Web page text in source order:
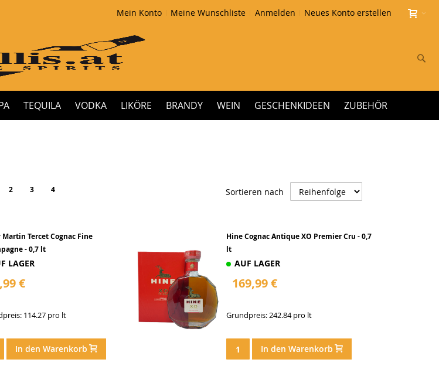
Mein Konto Meine Wunschliste Anmelden Neues Konto erstellen
TEQUILA VODKA LIKÖRE BRANDY WEIN GESCHENKIDEEN ZUBEHÖR
currently reading page
Seite
2 Seite
3 Seite
4 Sortieren nach
Martin Tercet Cognac Fine
- 0,7 lt
LAGER
€
114.27 pro lt
In den Warenkorb
Hine Cognac Antique XO Premier Cru - 0,7
lt
AUF LAGER
169,99 €
Grundpreis: 242.84 pro lt
In den Warenkorb